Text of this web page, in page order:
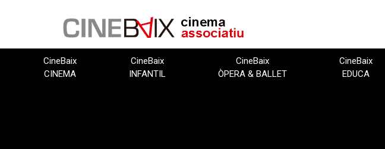
CineBaix
CINEMA
CineBaix
INFANTIL
CineBaix
ÒPERA & BALLET
CineBaix
EDUCA